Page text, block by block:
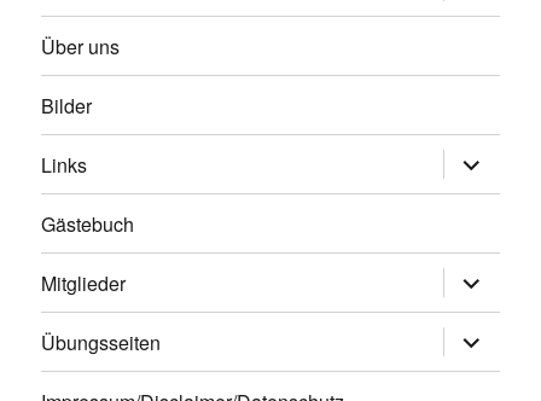
Über uns
Bilder
Links
öffnen
Gästebuch
Mitglieder
öffnen
Übungsseiten
öffnen